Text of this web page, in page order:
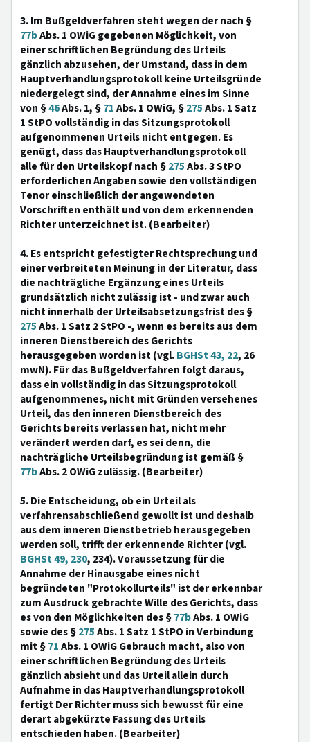
3. Im Bußgeldverfahren steht wegen der nach §
77bAbs. 1 OWiG gegebenen Möglichkeit, von
einer schriftlichen Begründung des Urteils
gänzlich abzusehen, der Umstand, dass in dem
Hauptverhandlungsprotokoll keine Urteilsgründe
niedergelegt sind, der Annahme eines im Sinne
von §46Abs. 1, §71Abs. 1 OWiG, §275Abs. 1 Satz
1 StPO vollständig in das Sitzungsprotokoll
aufgenommenen Urteils nicht entgegen. Es
genügt, dass das Hauptverhandlungsprotokoll
alle für den Urteilskopf nach §275Abs. 3 StPO
erforderlichen Angaben sowie den vollständigen
Tenor einschließlich der angewendeten
Vorschriften enthält und von dem erkennenden
Richter unterzeichnet ist. (Bearbeiter)
4. Es entspricht gefestigter Rechtsprechung und
einer verbreiteten Meinung in der Literatur, dass
die nachträgliche Ergänzung eines Urteils
grundsätzlich nicht zulässig ist - und zwar auch
nicht innerhalb der Urteilsabsetzungsfrist des §
275Abs. 1 Satz 2 StPO -, wenn es bereits aus dem
inneren Dienstbereich des Gerichts
herausgegeben worden ist (vgl.BGHSt 43, 22, 26
mwN). Für das Bußgeldverfahren folgt daraus,
dass ein vollständig in das Sitzungsprotokoll
aufgenommenes, nicht mit Gründen versehenes
Urteil, das den inneren Dienstbereich des
Gerichts bereits verlassen hat, nicht mehr
verändert werden darf, es sei denn, die
nachträgliche Urteilsbegründung ist gemäß §
77bAbs. 2 OWiG zulässig. (Bearbeiter)
5. Die Entscheidung, ob ein Urteil als
verfahrensabschließend gewollt ist und deshalb
aus dem inneren Dienstbetrieb herausgegeben
werden soll, trifft der erkennende Richter (vgl.
BGHSt 49, 230, 234). Voraussetzung für die
Annahme der Hinausgabe eines nicht
begründeten "Protokollurteils" ist der erkennbar
zum Ausdruck gebrachte Wille des Gerichts, dass
es von den Möglichkeiten des §77bAbs. 1 OWiG
sowie des §275Abs. 1 Satz 1 StPO in Verbindung
mit §71Abs. 1 OWiG Gebrauch macht, also von
einer schriftlichen Begründung des Urteils
gänzlich absieht und das Urteil allein durch
Aufnahme in das Hauptverhandlungsprotokoll
fertigt Der Richter muss sich bewusst für eine
derart abgekürzte Fassung des Urteils
entschieden haben. (Bearbeiter)